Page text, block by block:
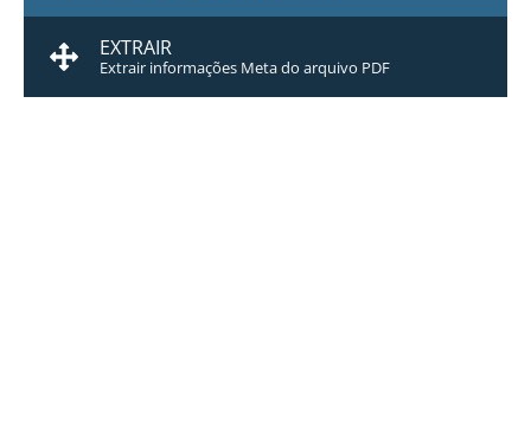
EXTRAIR
Extrair informações Meta do arquivo PDF